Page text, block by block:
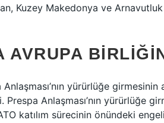
Kuzey Makedonya ve
AVRUPA
yürürlüğe
Prespa Anlaşması’nın yürürlüğe
katılım sürecinin önündeki